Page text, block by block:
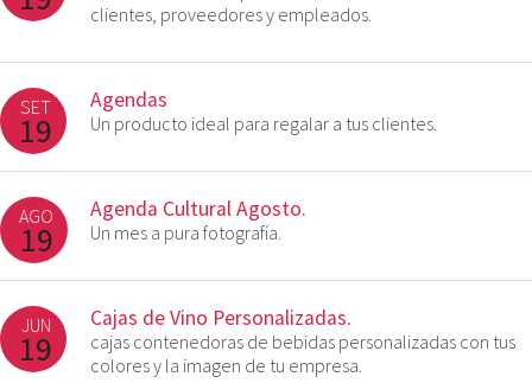
clientes, proveedores y empleados.
SET
19
Agendas
Un producto ideal para regalar a tus clientes.
AGO
19
Agenda Cultural Agosto.
Un mes a pura fotografía.
JUN
19
Cajas de Vino Personalizadas.
cajas contenedoras de bebidas personalizadas con tus
colores y la imagen de tu empresa.